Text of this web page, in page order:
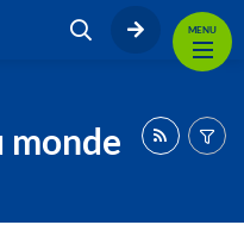
MENU
monde